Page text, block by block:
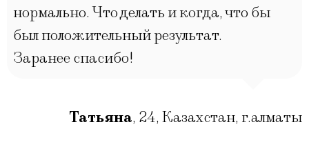
нормально. Что делать и когда, что бы
был положительный результат.
Заранее спасибо!
Татьяна, 24, Казахстан, г.алматы